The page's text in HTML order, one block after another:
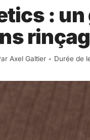
:
Axel Galtier • Durée de